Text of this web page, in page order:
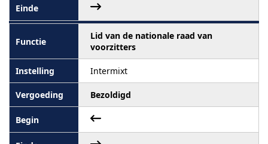
Lid van de nationale raad van
voorzitters
Intermixt
Bezoldigd